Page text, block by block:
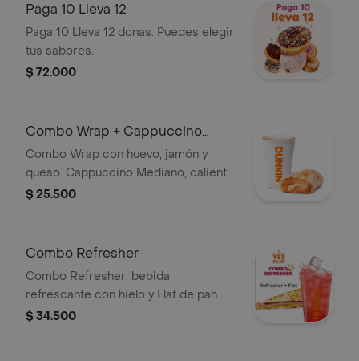
Paga 10 Lleva 12
Paga 10 Lleva 12 donas. Puedes elegir
tus sabores.
$ 72.000
Combo Wrap + Cappuccino
Mediano
Combo Wrap con huevo, jamón y
queso. Cappuccino Mediano, caliente
o frío.
$ 25.500
Combo Refresher
Combo Refresher: bebida
refrescante con hielo y Flat de pan
tostado con queso y carnes frías.
$ 34.500